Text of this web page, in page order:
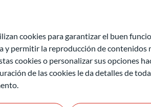
durante varios años, participó en
se convirtió en director de Investigación
de Política de Sostenibilidad.
cookies para garantizar el buen
y permitir la reproducción de
cookies o personalizar sus opciones
de las cookies le da detalles de